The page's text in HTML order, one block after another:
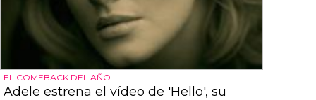
EL COMEBACK DEL AÑO
Adele estrena el vídeo de 'Hello', su